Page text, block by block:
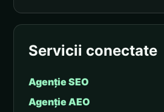
Servicii conectate
Agenție SEO
Agenție AEO